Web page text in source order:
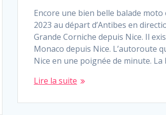
Encore une bien belle balade
2023 au départ d’Antibes en
Grande Corniche depuis Nice. Il
Monaco depuis Nice. L’autoroute
Nice en une poignée de minute.
Lire la suite